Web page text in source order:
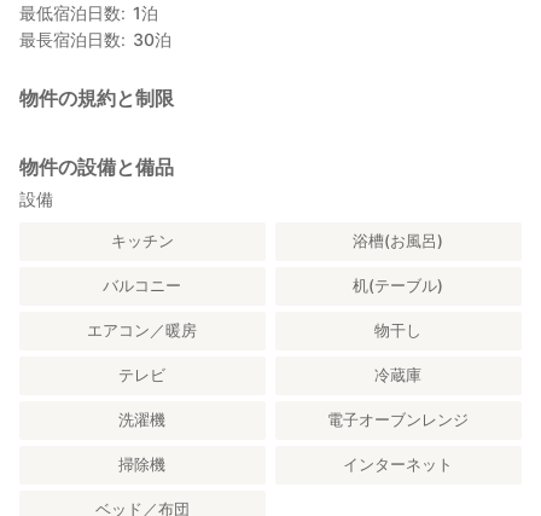
最低宿泊日数
1泊
最長宿泊日数
30泊
物件の規約と制限
物件の設備と備品
設備
キッチン 浴槽(お風呂)
バルコニー 机(テーブル)
エアコン／暖房 物干し
テレビ 冷蔵庫
洗濯機 電子オーブンレンジ
掃除機 インターネット
ベッド／布団